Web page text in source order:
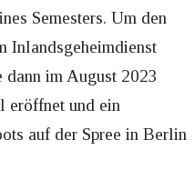
Semesters. Um den
Inlandsgeheimdienst
dann im August 2023
eröffnet und ein
auf der Spree in Berlin